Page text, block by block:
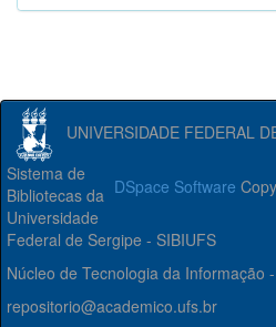
UNIVERSIDADE FEDERAL
DSpace Software
Sistema de
Bibliotecas da
Universidade
Federal de Sergipe - SIBIUFS
Núcleo de Tecnologia da Informação
repositorio@academico.ufs.br